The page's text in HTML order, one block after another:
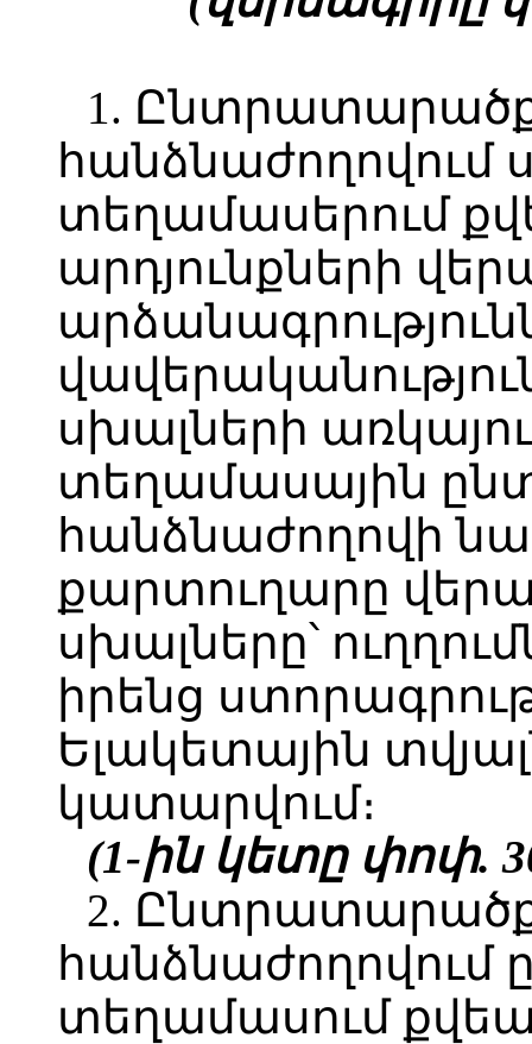
1.
հանձնաժողովում
տեղամասերում
արդյունքների
սխալների
տեղամասային
հանձնաժողովի
քարտուղարը
սխալները՝
իրենց
Ելակետային
կատարվում։
(1-ին կետը փոփ.
2.
հանձնաժողովում
տեղամասում